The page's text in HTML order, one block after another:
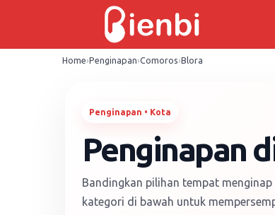
Home›Penginapan›Comoros›Blora
Penginapan • Kota
Penginapan
Bandingkan pilihan tempat menginap
kategori di bawah untuk